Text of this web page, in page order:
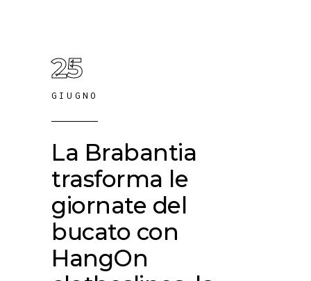
25
GIUGNO
La Brabantia
trasforma le
giornate del
bucato con
HangOn